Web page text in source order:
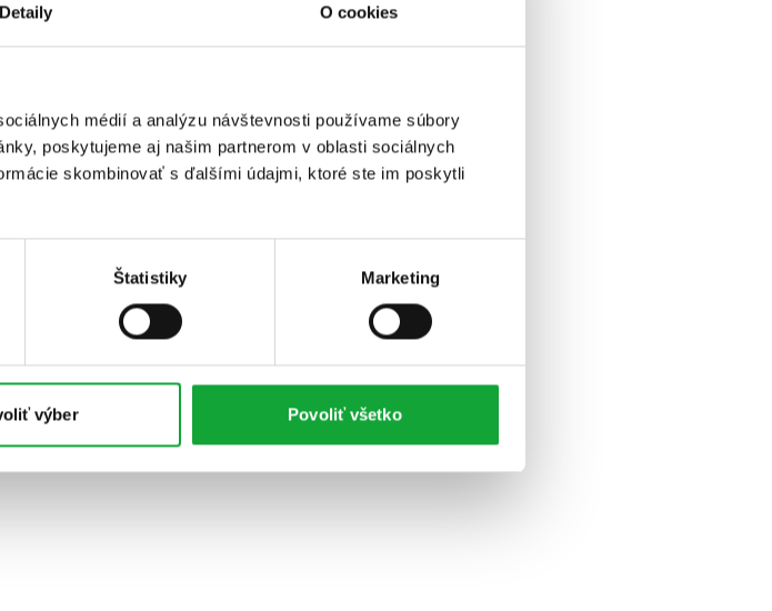
Detaily O cookies
médií a analýzu návštevnosti používame súbory
poskytujeme aj našim partnerom v oblasti sociálnych
skombinovať s ďalšími údajmi, ktoré ste im poskytli
Štatistiky Marketing
výber Povoliť všetko